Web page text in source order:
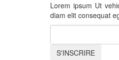
Lorem ipsum Ut
diam elit consequat
S'INSCRIRE